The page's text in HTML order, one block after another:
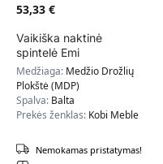
53,33€
Vaikiška naktinė
spintelė Emi
40,5x37x40 cm,
rožinės rankenėlės
Medžiaga: Medžio Drožlių
Plokštė (MDP)
Spalva: Balta
Prekės ženklas: Kobi Meble
Nemokamas pristatymas!